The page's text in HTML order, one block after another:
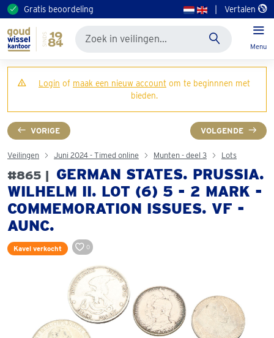
Gratis beoordeling Vertalen
Menu
Login of maak een nieuw account om te beginnnen met
bieden.
VORIGE VOLGENDE
Veilingen Juni 2024 - Timed online Munten - deel 3 Lots
#865 |
GERMAN STATES. PRUSSIA.
WILHELM II. LOT (6) 5 - 2 MARK -
COMMEMORATION ISSUES. VF -
AUNC.
Kavel verkocht 0